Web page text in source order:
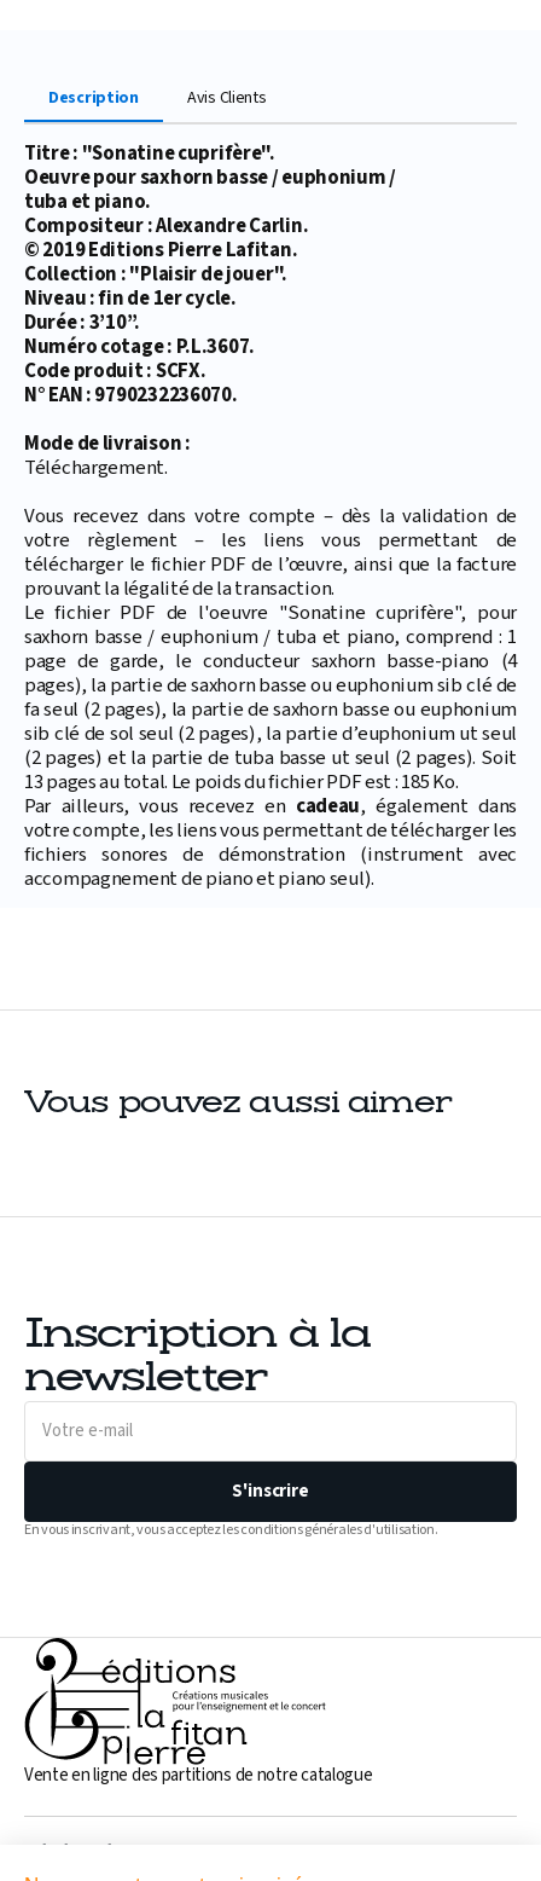
Description Avis Clients
Titre : "Sonatine cuprifère".
Oeuvre pour saxhorn basse / euphonium /
tuba et piano.
Compositeur : Alexandre Carlin.
© 2019 Editions Pierre Lafitan.
Collection : "Plaisir de jouer".
Niveau : fin de 1er cycle.
Durée : 3’10’’.
Numéro cotage : P.L.3607.
Code produit : SCFX.
N° EAN : 9790232236070.
Mode de livraison :
Téléchargement.
Vous recevez dans votre compte – dès la validation de
votre règlement – les liens vous permettant de
télécharger le fichier PDF de l’œuvre, ainsi que la facture
prouvant la légalité de la transaction.
Le fichier PDF de l'oeuvre "Sonatine cuprifère", pour
saxhorn basse / euphonium / tuba et piano, comprend : 1
page de garde, le conducteur saxhorn basse-piano (4
pages), la partie de saxhorn basse ou euphonium sib clé de
fa seul (2 pages), la partie de saxhorn basse ou euphonium
sib clé de sol seul (2 pages), la partie d’euphonium ut seul
(2 pages) et la partie de tuba basse ut seul (2 pages). Soit
13 pages au total. Le poids du fichier PDF est : 185 Ko.
Par ailleurs, vous recevez en cadeau, également dans
votre compte, les liens vous permettant de télécharger les
fichiers sonores de démonstration (instrument avec
accompagnement de piano et piano seul).
Vous pouvez aussi aimer
Inscription à la
newsletter
Votre
mail
S'inscrire
En vous inscrivant, vous acceptez les conditions générales d'utilisation.
Vente en ligne des partitions de notre catalogue
Généralités